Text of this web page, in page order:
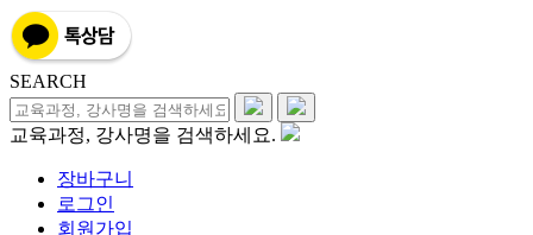
SEARCH
교육과정, 강사명을 검색하세요.
장바구니
로그인
회원가입